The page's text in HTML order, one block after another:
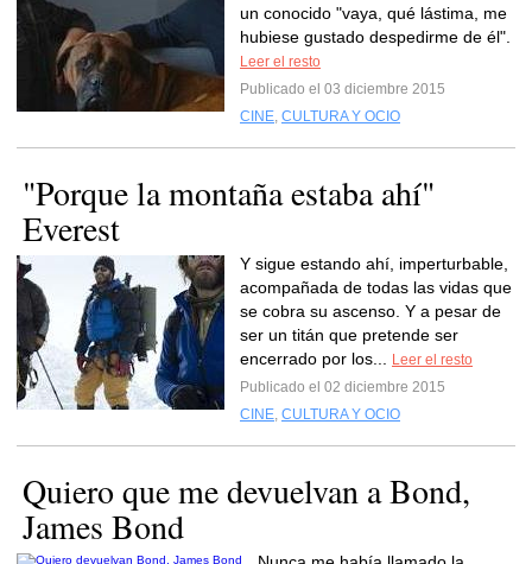
un conocido "vaya, qué lástima, me
hubiese gustado despedirme de él".
Leer el resto
Publicado el 03 diciembre 2015
CINE, CULTURA Y OCIO
"Porque la montaña estaba ahí"
Everest
Y sigue estando ahí, imperturbable,
acompañada de todas las vidas que
se cobra su ascenso. Y a pesar de
ser un titán que pretende ser
encerrado por los...
Leer el resto
Publicado el 02 diciembre 2015
CINE, CULTURA Y OCIO
Quiero que me devuelvan a Bond,
James Bond